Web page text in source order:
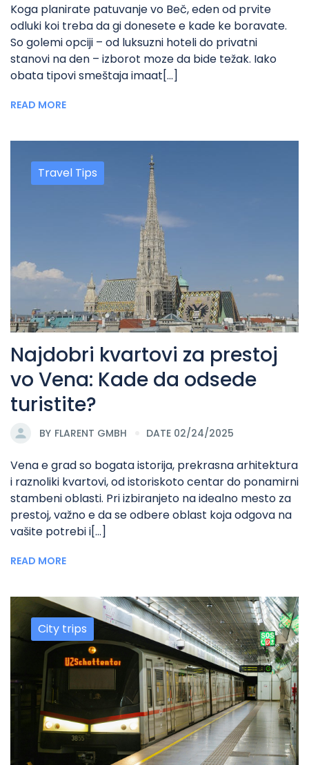
Koga planirate patuvanje vo Beč, eden od prvite
odluki koi treba da gi donesete e kade ke boravate.
So golemi opciji – od luksuzni hoteli do privatni
stanovi na den – izborot moze da bide težak. Iako
obata tipovi smeštaja imaat[...]
READ MORE
Travel Tips
Najdobri kvartovi za prestoj
vo Vena: Kade da odsede
turistite?
BY FLARENT GMBH DATE 02/24/2025
Vena e grad so bogata istorija, prekrasna arhitektura
i raznoliki kvartovi, od istoriskoto centar do ponamirni
stambeni oblasti. Pri izbiranjeto na idealno mesto za
prestoj, važno e da se odbere oblast koja odgova na
vašite potrebi i[...]
READ MORE
City trips